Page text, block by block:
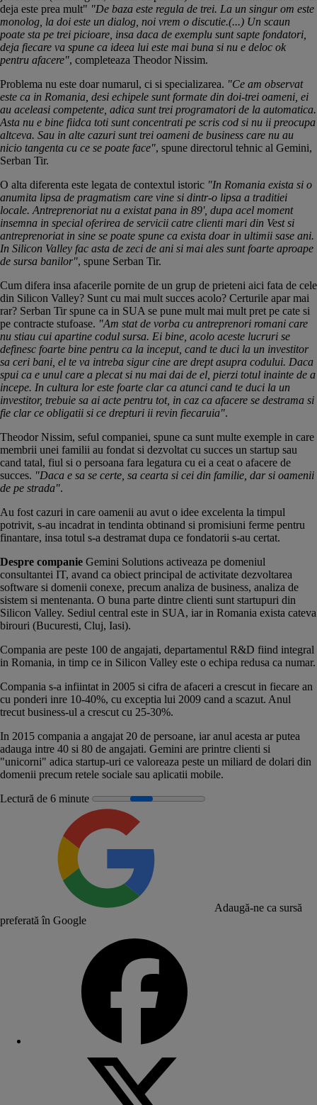
deja este prea mult" "De baza este regula de trei. La un singur om este
monolog, la doi este un dialog, noi vrem o discutie.(...) Un scaun
poate sta pe trei picioare, insa daca de exemplu sunt sapte fondatori,
deja fiecare va spune ca ideea lui este mai buna si nu e deloc ok
pentru afacere", completeaza Theodor Nissim.
Problema nu este doar numarul, ci si specializarea. "Ce am observat
este ca in Romania, desi echipele sunt formate din doi-trei oameni, ei
au aceleasi competente, adica sunt trei programatori de la automatica.
Asta nu e bine fiidca toti sunt concentrati pe scris cod si nu ii preocupa
altceva. Sau in alte cazuri sunt trei oameni de business care nu au
nicio tangenta cu ce se poate face", spune directorul tehnic al Gemini,
Serban Tir.
O alta diferenta este legata de contextul istoric "In Romania exista si o
anumita lipsa de pragmatism care vine si dintr-o lipsa a traditiei
locale. Antreprenoriat nu a existat pana in 89', dupa acel moment
insemna in special oferirea de servicii catre clienti mari din Vest si
antreprenoriat in sine se poate spune ca exista doar in ultimii sase ani.
In Silicon Valley fac asta de zeci de ani si mai ales sunt foarte aproape
de sursa banilor", spune Serban Tir.
Cum difera insa afacerile pornite de un grup de prieteni aici fata de cele
din Silicon Valley? Sunt cu mai mult succes acolo? Certurile apar mai
rar? Serban Tir spune ca in SUA se pune mult mai mult pret pe cate si
pe contracte stufoase. "Am stat de vorba cu antreprenori romani care
nu stiau cui apartine codul sursa. Ei bine, acolo aceste lucruri se
definesc foarte bine pentru ca la inceput, cand te duci la un investitor
sa ceri bani, el te va intreba sigur cine are drept asupra codului. Daca
spui ca e unul care a plecat si nu mai dai de el, pierzi totul inainte de a
incepe. In cultura lor este foarte clar ca atunci cand te duci la un
investitor, trebuie sa ai acte pentru tot, in caz ca afacere se destrama si
fie clar ce obligatii si ce drepturi ii revin fiecaruia".
Theodor Nissim, seful companiei, spune ca sunt multe exemple in care
membrii unei familii au fondat si dezvoltat cu succes un startup sau
cand tatal, fiul si o persoana fara legatura cu ei a ceat o afacere de
succes. "Daca e sa se certe, sa cearta si cei din familie, dar si oamenii
de pe strada".
Au fost cazuri in care oamenii au avut o idee excelenta la timpul
potrivit, s-au incadrat in tendinta obtinand si promisiuni ferme pentru
finantare, insa totul s-a destramat dupa ce fondatorii s-au certat.
Despre companie Gemini Solutions activeaza pe domeniul
consultantei IT, avand ca obiect principal de activitate dezvoltarea
software si domenii conexe, precum analiza de business, analiza de
sistem si mentenanta. O buna parte dintre clienti sunt startupuri din
Silicon Valley. Sediul central este in SUA, iar in Romania exista cateva
birouri (Bucuresti, Cluj, Iasi).
Compania are peste 100 de angajati, departamentul R&D fiind integral
in Romania, in timp ce in Silicon Valley este o echipa redusa ca numar.
Compania s-a infiintat in 2005 si cifra de afaceri a crescut in fiecare an
cu ponderi inre 10-40%, cu exceptia lui 2009 cand a scazut. Anul
trecut business-ul a crescut cu 25-30%.
In 2015 compania a angajat 20 de persoane, iar anul acesta ar putea
adauga intre 40 si 80 de angajati. Gemini are printre clienti si
"unicorni" adica startup-uri ce valoreaza peste un miliard de dolari din
domenii precum retele sociale sau aplicatii mobile.
Lectură de 6 minute
Adaugă-ne ca sursă
preferată în Google